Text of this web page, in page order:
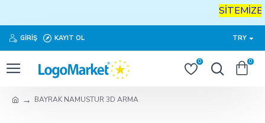
SİTEMİZE
GIRIŞ KAYIT OL TRY
0 0
BAYRAK NAMUSTUR 3D ARMA